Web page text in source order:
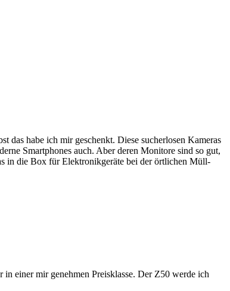
das habe ich mir geschenkt. Diese sucherlosen Kameras
Smartphones auch. Aber deren Monitore sind so gut,
in die Box für Elektronikgeräte bei der örtlichen Müll-
einer mir genehmen Preisklasse. Der Z50 werde ich